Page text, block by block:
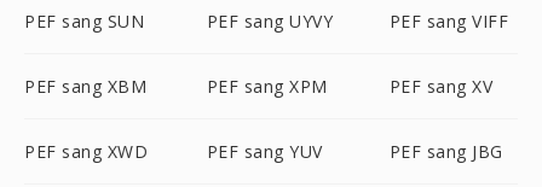
PEF sang SUN PEF sang UYVY PEF sang VIFF
PEF sang XBM PEF sang XPM PEF sang XV
PEF sang XWD PEF sang YUV PEF sang JBG